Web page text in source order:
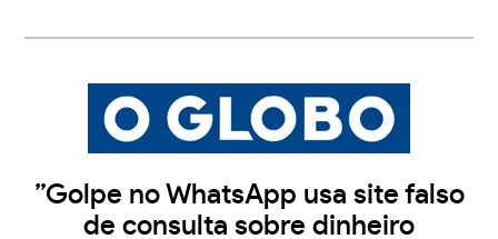
”Golpe no WhatsApp usa site falso
de consulta sobre dinheiro